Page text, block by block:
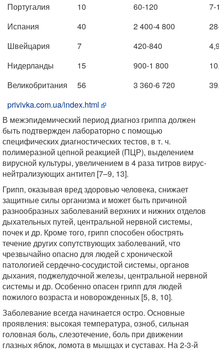
Португалия
10 60-120
7-
Испания
40 2 400-4 800
Швейцария
7 420-840
Нидерланды
15 900-1 800
Великобритания
56 3 360-6 720
privivka.com.ua/index.html
В межэпидемический период диагноз гриппа должен
быть подтвержден лабораторно с помощью
специфических диагностических тестов, в т. ч.
полимеразной цепной реакцией (ПЦР), выделением
вирусной культуры, увеличением в 4 раза титров вирус-
нейтрализующих антител [7–9, 13].
Грипп, оказывая вред здоровью человека, снижает
защитные силы организма и может быть причиной
разнообразных заболеваний верхних и нижних отделов
дыхательных путей, центральной нервной системы,
почек и др. Кроме того, грипп способен обострять
течение других сопутствующих заболеваний, что
чрезвычайно опасно для людей с хронической
патологией сердечно-сосудистой системы, органов
дыхания, поджелудочной железы, центральной нервной
системы и др. Особенно опасен грипп для людей
пожилого возраста и новорожденных [5, 8, 10].
Заболевание всегда начинается остро. Основные
проявления: высокая температура, озноб, сильная
головная боль, слезотечение, боль при движении
глазных яблок, ломота в мышцах и суставах. На 2-3-й